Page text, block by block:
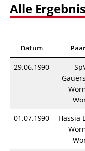
Alle
Datum
29.06.1990
01.07.1990
Hassia